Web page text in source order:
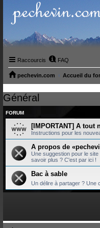
Raccourcis FAQ
pechevin.com Accueil du
Général
FORUM
[IMPORTANT] A tout
Instructions pour les
A propos de
Une suggestion pour le
savoir plus ? C'est par ici !
Bac à sable
Un délire à partager ? Une